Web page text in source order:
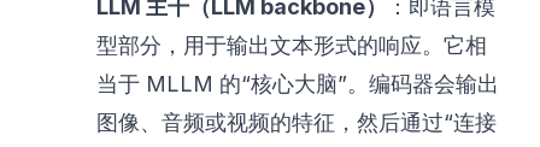
LLM 主干（LLM backbone）
：即语言模
型部分，用于输出文本形式的响应。它相
当于 MLLM 的“核心大脑”。编码器会输出
图像、音频或视频的特征，然后通过“连接